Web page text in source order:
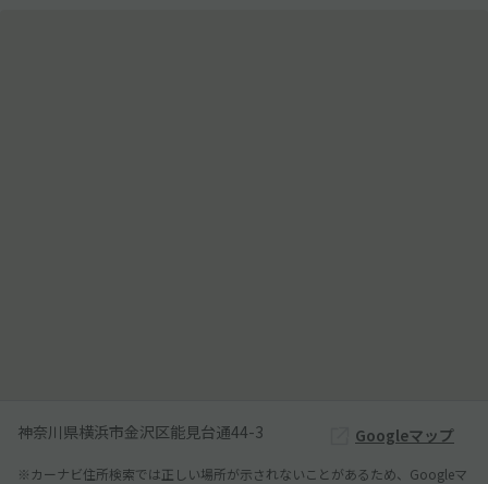
神奈川県横浜市金沢区能見台通44-3 Googleマップ
※カーナビ住所検索では正しい場所が示されないことがあるため、Googleマ